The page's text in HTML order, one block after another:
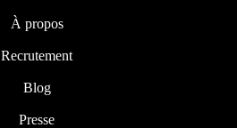
À propos
Recrutement
Blog
Presse